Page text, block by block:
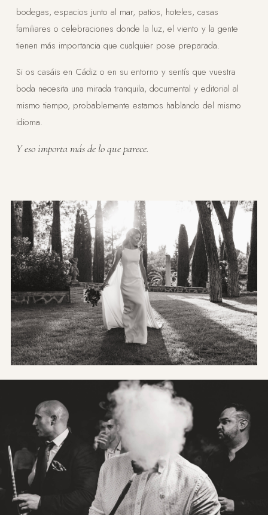
bodegas, espacios junto al mar, patios, hoteles, casas
familiares o celebraciones donde la luz, el viento y la gente
tienen más importancia que cualquier pose preparada.
Si os casáis en Cádiz o en su entorno y sentís que vuestra
boda necesita una mirada tranquila, documental y editorial al
mismo tiempo, probablemente estamos hablando del mismo
idioma.
Y eso importa más de lo que parece.